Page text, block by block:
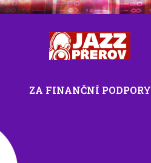
ZA FINANČNÍ PODPORY